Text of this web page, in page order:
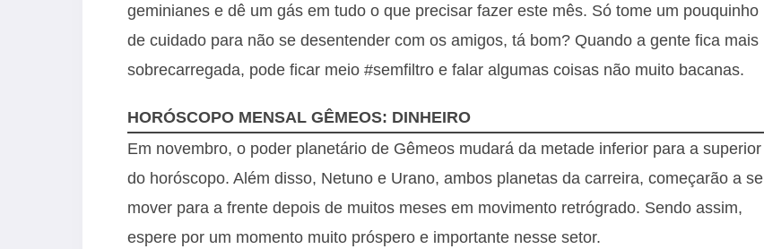
geminianes e dê um gás em tudo o que precisar fazer este mês. Só tome um pouquinho
de cuidado para não se desentender com os amigos, tá bom? Quando a gente fica mais
sobrecarregada, pode ficar meio #semfiltro e falar algumas coisas não muito bacanas.
HORÓSCOPO MENSAL GÊMEOS: DINHEIRO
Em novembro, o poder planetário de Gêmeos mudará da metade inferior para a superior
do horóscopo. Além disso, Netuno e Urano, ambos planetas da carreira, começarão a se
mover para a frente depois de muitos meses em movimento retrógrado. Sendo assim,
espere por um momento muito próspero e importante nesse setor.